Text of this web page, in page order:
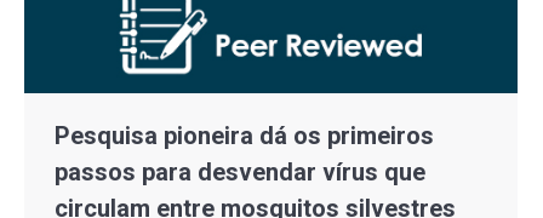
Pesquisa pioneira dá os primeiros
passos para desvendar vírus que
circulam entre mosquitos silvestres